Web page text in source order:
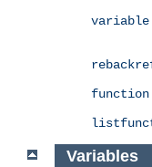
Variables